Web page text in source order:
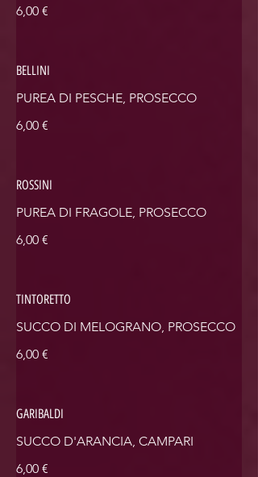
6,00 €
BELLINI
PUREA DI PESCHE, PROSECCO
6,00 €
ROSSINI
PUREA DI FRAGOLE, PROSECCO
6,00 €
TINTORETTO
SUCCO DI MELOGRANO, PROSECCO
6,00 €
GARIBALDI
SUCCO D'ARANCIA, CAMPARI
6,00 €